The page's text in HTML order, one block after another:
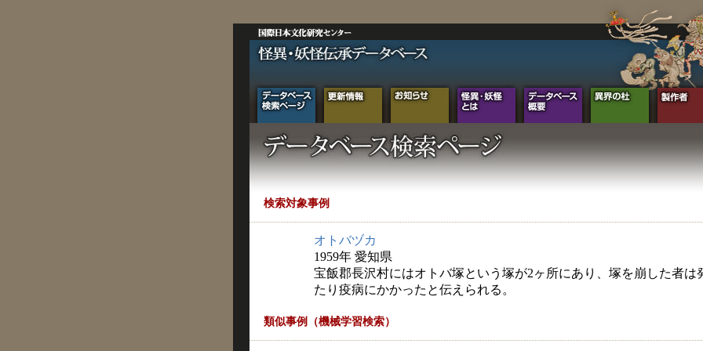
検索対象事例
オトバヅカ
1959年 愛知県
宝飯郡長沢村にはオトバ塚という塚が2ヶ所にあり、塚を崩した者は
たり疫病にかかったと伝えられる。
類似事例（機械学習検索）